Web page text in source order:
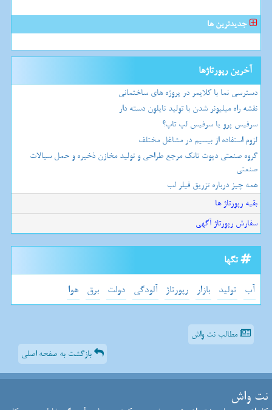
جدیدترین ها
آخرین رپورتاژها
دسترسی نما با کلایمر در پروژه های ساختمانی
نقشه راه میلیونر شدن با تولید نایلون دسته دار
سرفیس پرو یا سرفیس لپ تاپ؟
لزوم استفاده از بیسیم در مشاغل مختلف
گروه صنعتی دپوت تانک مرجع طراحی و تولید مخازن ذخیره و حمل سیالات
صنعتی
همه چیز درباره تزریق فیلر لب
بقیه رپورتاژ ها
سفارش رپورتاژ آگهی
تگها
آب تولید بازار رپورتاژ آلودگی دولت برق هوا
مطالب نت واش
بازگشت به صفحه اصلی
نت واش